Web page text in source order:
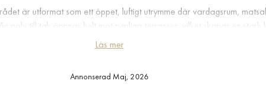
är utformat som ett öppet, luftigt utrymme där vardagsrum,
golv till tak öppnas helt mot rymliga terrasser, vilket skapar en stark
löper längs terrasskanten, smälter visuellt samman med
Läs mer
Annonserad Maj, 2026